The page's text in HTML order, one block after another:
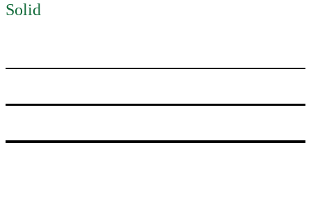
Solid